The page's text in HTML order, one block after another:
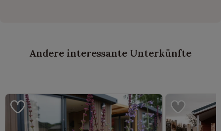
Andere interessante Unterkünfte